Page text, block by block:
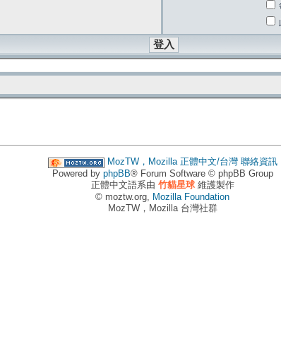
MozTW，Mozilla 正體中文/台灣 聯絡資訊
Powered by phpBB® Forum Software © phpBB Group
正體中文語系由 竹貓星球維護製作
© moztw.org, Mozilla Foundation
MozTW，Mozilla 台灣社群